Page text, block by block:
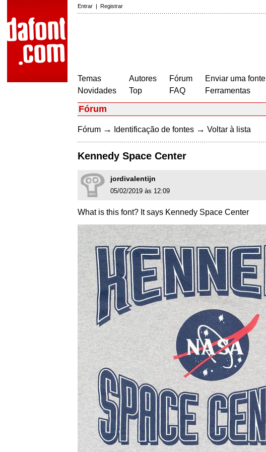
Entrar | Registrar
Temas
Novidades
Autores
Top
Fórum
FAQ
Enviar uma fonte
Ferramentas
Fórum
Fórum → Identificação de fontes → Voltar à lista
Kennedy Space Center
jordivalentijn
05/02/2019 às 12:09
What is this font? It says Kennedy Space Center